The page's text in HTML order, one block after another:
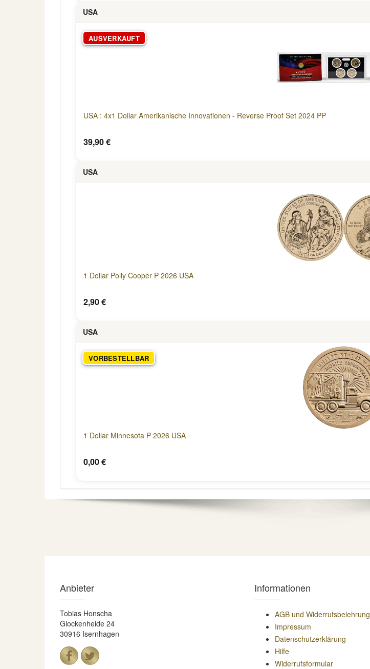
USA
AUSVERKAUFT
USA : 4x1 Dollar Amerikanische Innovationen - Reverse Proof Set 2024 PP
39,90 €
USA
1 Dollar Polly Cooper P 2026 USA
2,90 €
USA
VORBESTELLBAR
1 Dollar Minnesota P 2026 USA
0,00 €
Anbieter
Tobias Honscha
Glockenheide 24
30916 Isernhagen
Informationen
AGB und Widerrufsbelehrung
Impressum
Datenschutzerklärung
Hilfe
Widerrufsformular